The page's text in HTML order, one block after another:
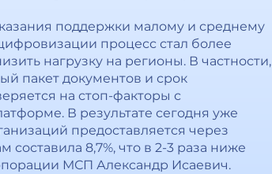
поддержки малому и среднему
процесс стал более
нагрузку на регионы. В частности,
пакет документов и срок
на стоп-факторы с
В результате сегодня уже
предоставляется через
8,7%, что в 2-3 раза ниже
МСП Александр Исаевич.